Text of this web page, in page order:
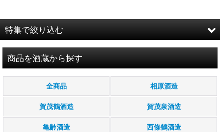
在庫あり
絞り込む
特集で絞り込む
お試し商品
すべての商品見れます
季節限定のお酒
純米大吟醸酒
商品を酒蔵から探す
全商品 相原酒造
賀茂鶴酒造 賀茂泉酒造
亀齢酒造 西條鶴酒造